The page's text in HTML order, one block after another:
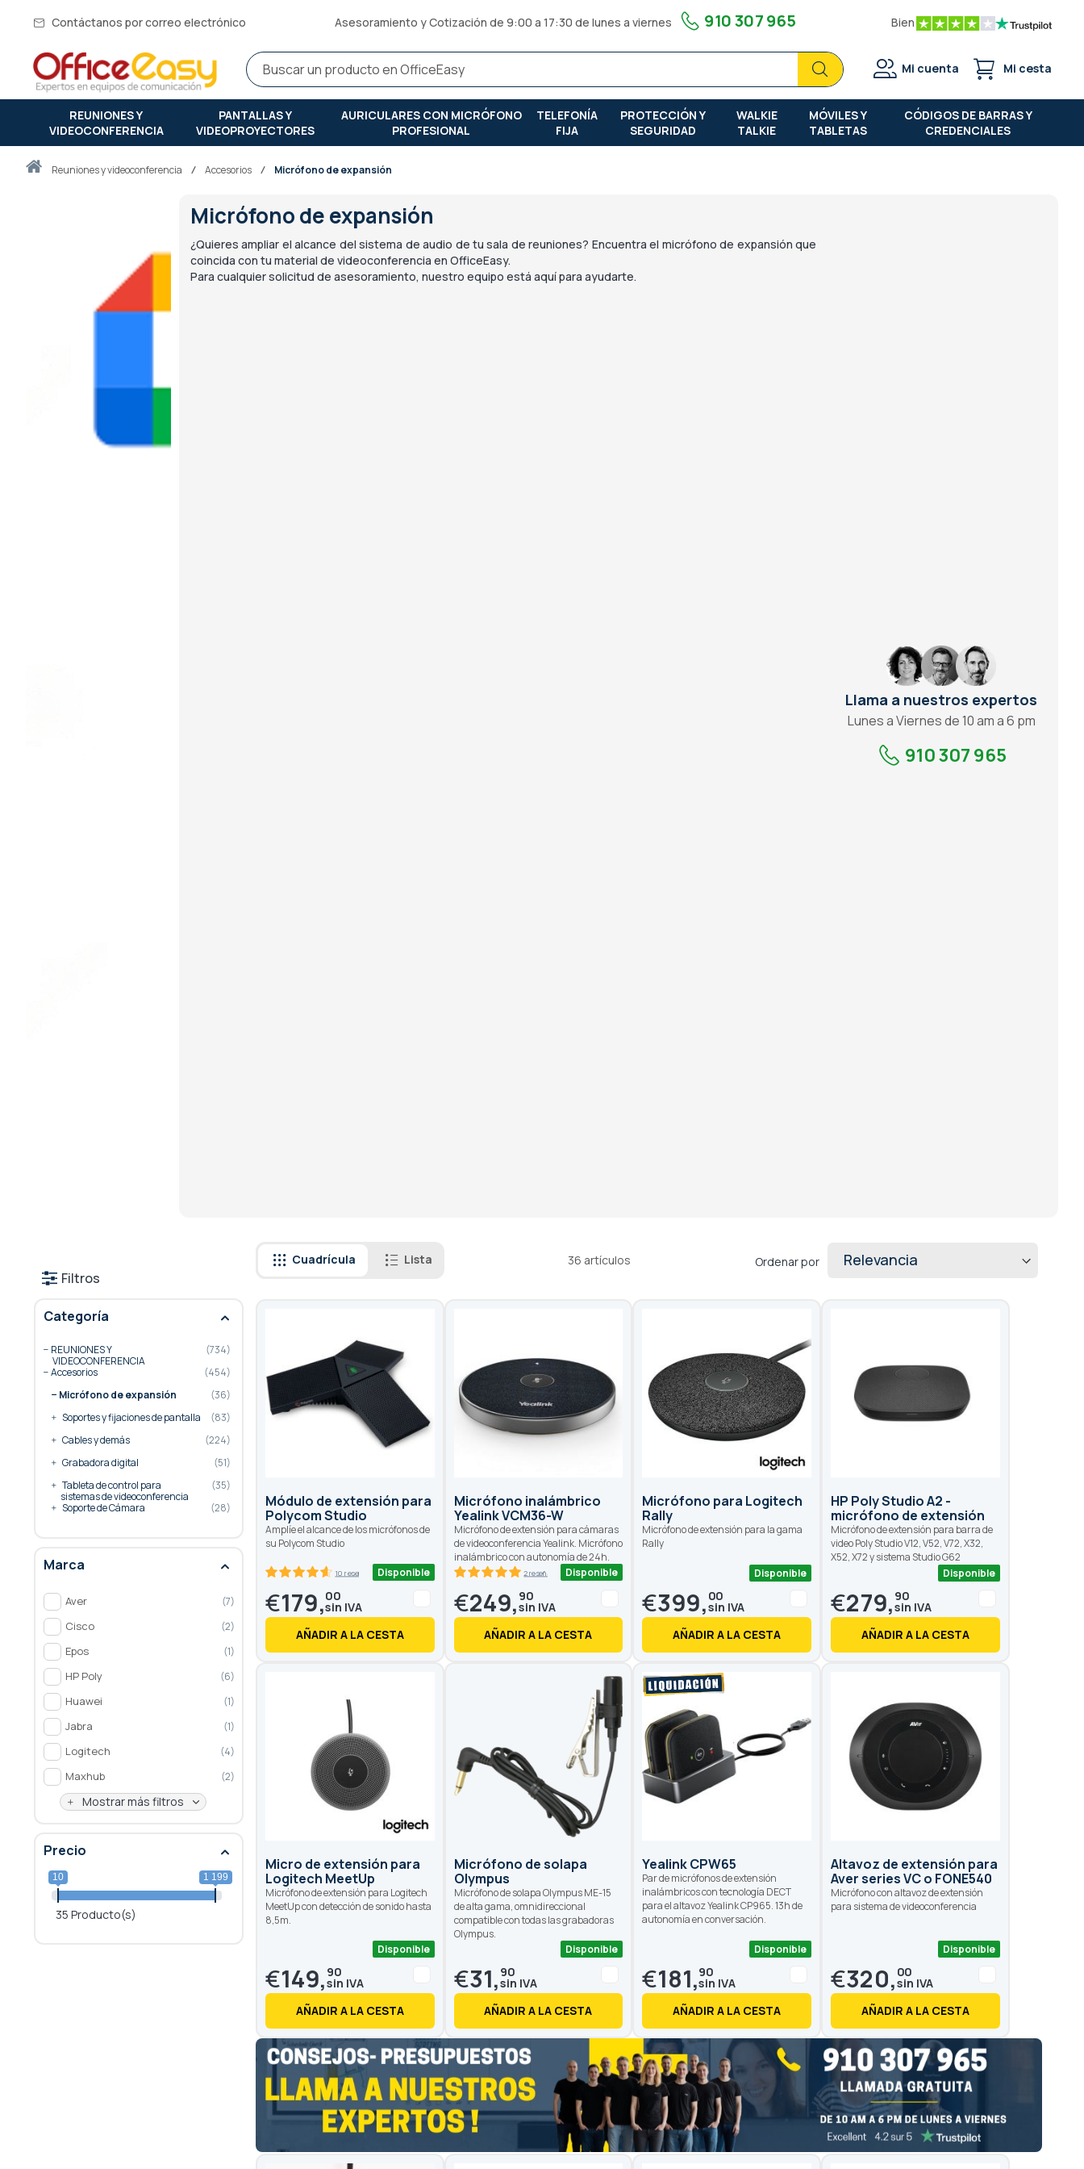
Contáctanos por correo electrónico Asesoramiento y Cotización de 9:00 a 17:30 de lunes a viernes 910 307 965 Bien
BuscarBuscar
Mi cuenta Mi cesta
REUNIONES Y
VIDEOCONFERENCIA
PANTALLAS Y
VIDEOPROYECTORES
AURICULARES CON MICRÓFONO
PROFESIONAL
TELEFONÍA
FIJA
PROTECCIÓN Y
SEGURIDAD
WALKIE
TALKIE
MÓVILES Y
TABLETAS
CÓDIGOS DE BARRAS Y
CREDENCIALES
Inicioreuniones y videoconferencia Accesorios Micrófono de expansión
Micrófono de expansión
¿Quieres ampliar el alcance del sistema de audio de tu sala de reuniones? Encuentra el micrófono de expansión que
coincida con tu material de videoconferencia en OfficeEasy.
Para cualquier solicitud de asesoramiento, nuestro equipo está aquí para ayudarte.
Llama a nuestros expertos
Lunes a Viernes de 10 am a 6 pm
910 307 965
Cuadrícula Lista 36 artículos Ordenar por
Módulo de extensión para
Polycom Studio
Amplíe el alcance de los micrófonos de
su Polycom Studio
10 reseñas Disponible
€179,00
AÑADIR A LA CESTA
Micrófono inalámbrico
Yealink VCM36-W
Micrófono de extensión para cámaras
de videoconferencia Yealink. Micrófono
inalámbrico con autonomía de 24h.
2 reseñas Disponible
€249, 90
AÑADIR A LA CESTA
Micrófono para Logitech
Rally
Micrófono de extensión para la gama
Rally
Disponible
€399, 00
AÑADIR A LA CESTA
HP Poly Studio A2 -
micrófono de extensión
Micrófono de extensión para barra de
video Poly Studio V12, V52, V72, X32,
X52, X72 y sistema Studio G62
Disponible
€279,90
AÑADIR A LA CESTA
Micro de extensión para
Logitech MeetUp
Micrófono de extensión para Logitech
MeetUp con detección de sonido hasta
8,5m.
Disponible
€149, 90
AÑADIR A LA CESTA
Micrófono de solapa
Olympus
Micrófono de solapa Olympus ME-15
de alta gama, omnidireccional
compatible con todas las grabadoras
Olympus.
Disponible
€31, 90
AÑADIR A LA CESTA
Yealink CPW65
Par de micrófonos de extensión
inalámbricos con tecnología DECT
para el altavoz Yealink CP965. 13h de
autonomía en conversación.
Disponible
€181,90
AÑADIR A LA CESTA
Altavoz de extensión para
Aver series VC o FONE540
Micrófono con altavoz de extensión
para sistema de videoconferencia
Disponible
€320, 00
AÑADIR A LA CESTA
Filtros
Categoría
REUNIONES Y
VIDEOCONFERENCIA
734
Accesorios
454
Micrófono de expansión
36
Soportes y fijaciones de pantalla
83
Cables y demás
224
Grabadora digital
51
Tableta de control para
sistemas de videoconferencia
35
Soporte de Cámara
28
Marca
Aver 7
Cisco 2
Epos 1
HP Poly 6
Huawei 1
Jabra 1
Logitech 4
Maxhub 2
Mostrar más filtros
Precio
10 1 199
35 Producto(s)